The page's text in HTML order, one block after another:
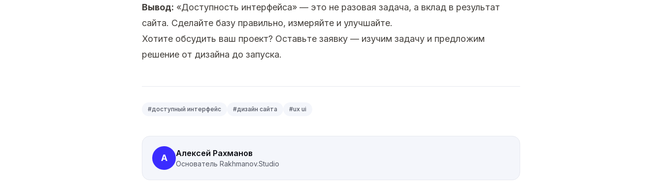
Вывод: «Доступность интерфейса» — это не разовая задача, а вклад в результат
сайта. Сделайте базу правильно, измеряйте и улучшайте.
Хотите обсудить ваш проект? Оставьте заявку — изучим задачу и предложим
решение от дизайна до запуска.
#доступный интерфейс #дизайн сайта #ux ui
А Алексей Рахманов
Основатель Rakhmanov.Studio